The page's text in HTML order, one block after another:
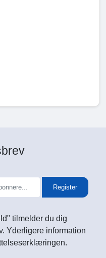
Register
tilmelder du dig
Yderligere information